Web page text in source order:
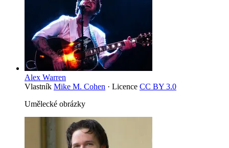
Alex Warren
Vlastník Mike M. Cohen · Licence CC BY 3.0
Umělecké obrázky